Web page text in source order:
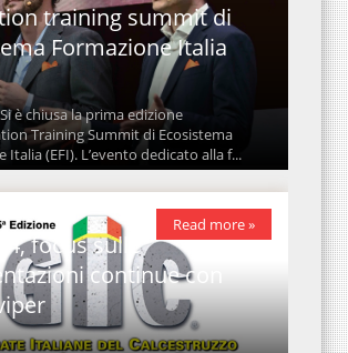
training summit di
Formazione Italia
è chiusa la prima edizione
Training Summit di Ecosistema
Italia (EFI). L’evento dedicato alla f...
focus sulle
continue con
Read more »